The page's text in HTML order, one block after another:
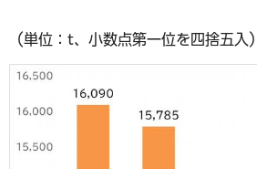
（単位：t、小数点第一位を四捨五入）